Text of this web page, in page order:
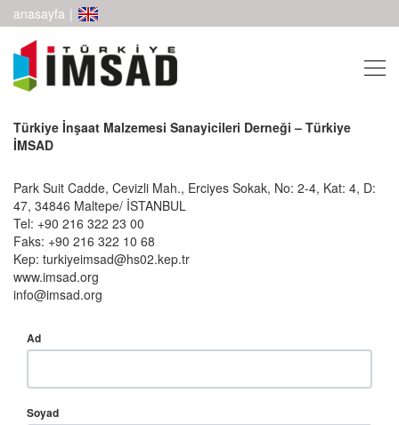
anasayfa |
Türkiye İnşaat Malzemesi Sanayicileri Derneği – Türkiye
İMSAD
Park Suit Cadde, Cevizli Mah., Erciyes Sokak, No: 2-4, Kat: 4, D:
47, 34846 Maltepe/ İSTANBUL
Tel: +90 216 322 23 00
Faks: +90 216 322 10 68
Kep: turkiyeimsad@hs02.kep.tr
www.imsad.org
info@imsad.org
Ad
Soyad